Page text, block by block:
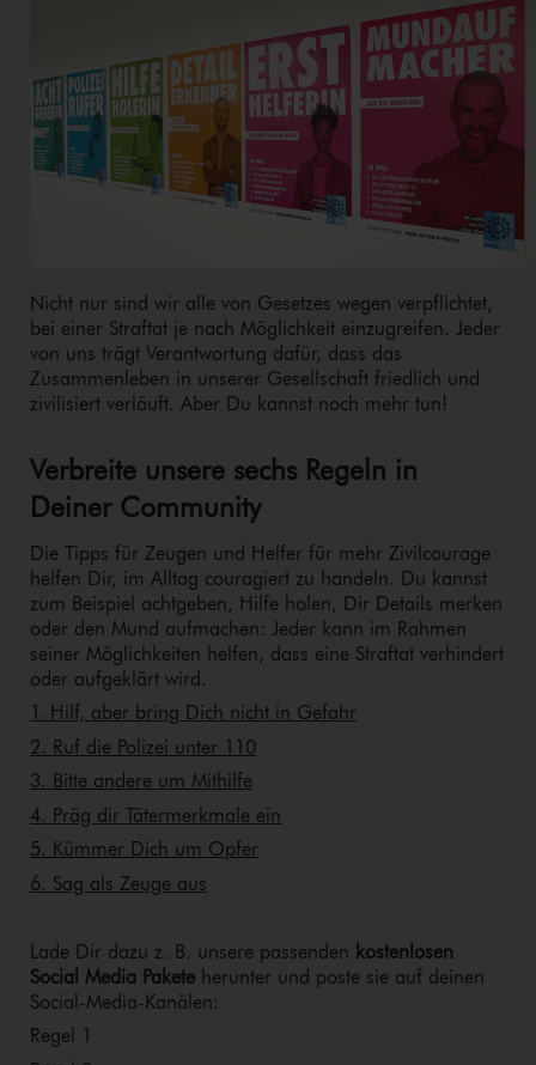
Nicht nur sind wir alle von Gesetzes wegen verpflichtet,
bei einer Straftat je nach Möglichkeit einzugreifen. Jeder
von uns trägt Verantwortung dafür, dass das
Zusammenleben in unserer Gesellschaft friedlich und
zivilisiert verläuft. Aber Du kannst noch mehr tun!
Verbreite unsere sechs Regeln in
Deiner Community
Die Tipps für Zeugen und Helfer für mehr Zivilcourage
helfen Dir, im Alltag couragiert zu handeln. Du kannst
zum Beispiel achtgeben, Hilfe holen, Dir Details merken
oder den Mund aufmachen: Jeder kann im Rahmen
seiner Möglichkeiten helfen, dass eine Straftat verhindert
oder aufgeklärt wird.
1. Hilf, aber bring Dich nicht in Gefahr
2. Ruf die Polizei unter 110
3. Bitte andere um Mithilfe
4. Präg dir Tätermerkmale ein
5. Kümmer Dich um Opfer
6. Sag als Zeuge aus
Lade Dir dazu z. B. unsere passenden kostenlosen
Social Media Pakete herunter und poste sie auf deinen
So­ci­al-Me­dia-Ka­nä­len:
Regel 1